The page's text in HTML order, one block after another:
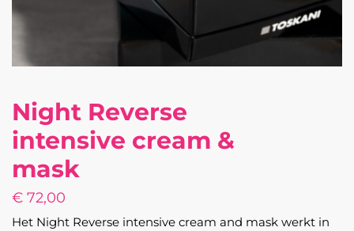
Night Reverse
intensive cream &
mask
€ 72,00
Het Night Reverse intensive cream and mask werkt in